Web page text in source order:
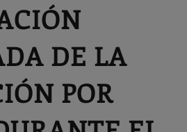
DE LA
POR